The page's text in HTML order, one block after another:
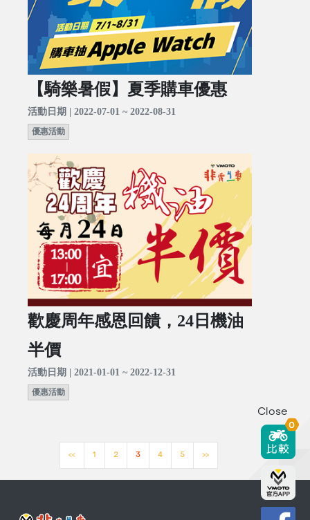
【騎樂暑假】夏季購車優惠
活動日期 | 2022-07-01 ~ 2022-08-31
優惠活動
歡慶周年感恩回饋，24日機油
半價
活動日期 | 2021-01-01 ~ 2022-12-31
優惠活動
<< 1 2 3 4 5 >>
Close
0